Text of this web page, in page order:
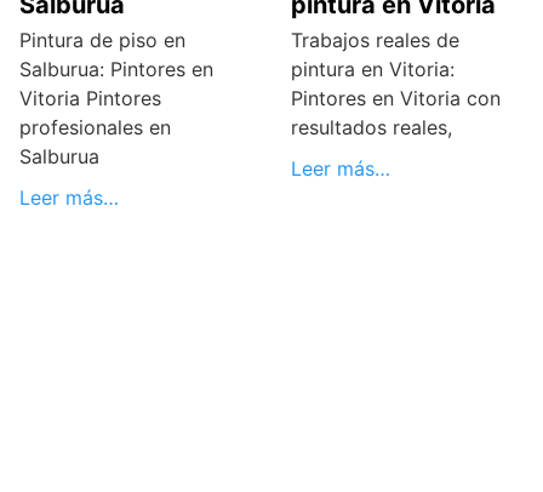
Pintura de piso en
Salburua: Pintores en
Vitoria Pintores
profesionales en
Salburua
Leer más…
Trabajos reales de
pintura en Vitoria:
Pintores en Vitoria con
resultados reales,
Leer más…